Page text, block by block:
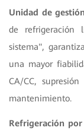
Unidad de
de refrigeración
sistema",
una mayor
CA/CC,
mantenimiento.
Refrigeración